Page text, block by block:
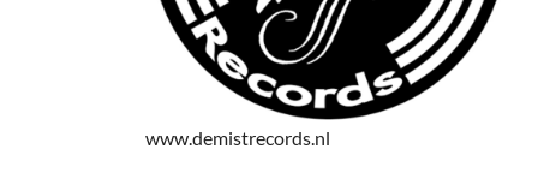
www.demistrecords.nl